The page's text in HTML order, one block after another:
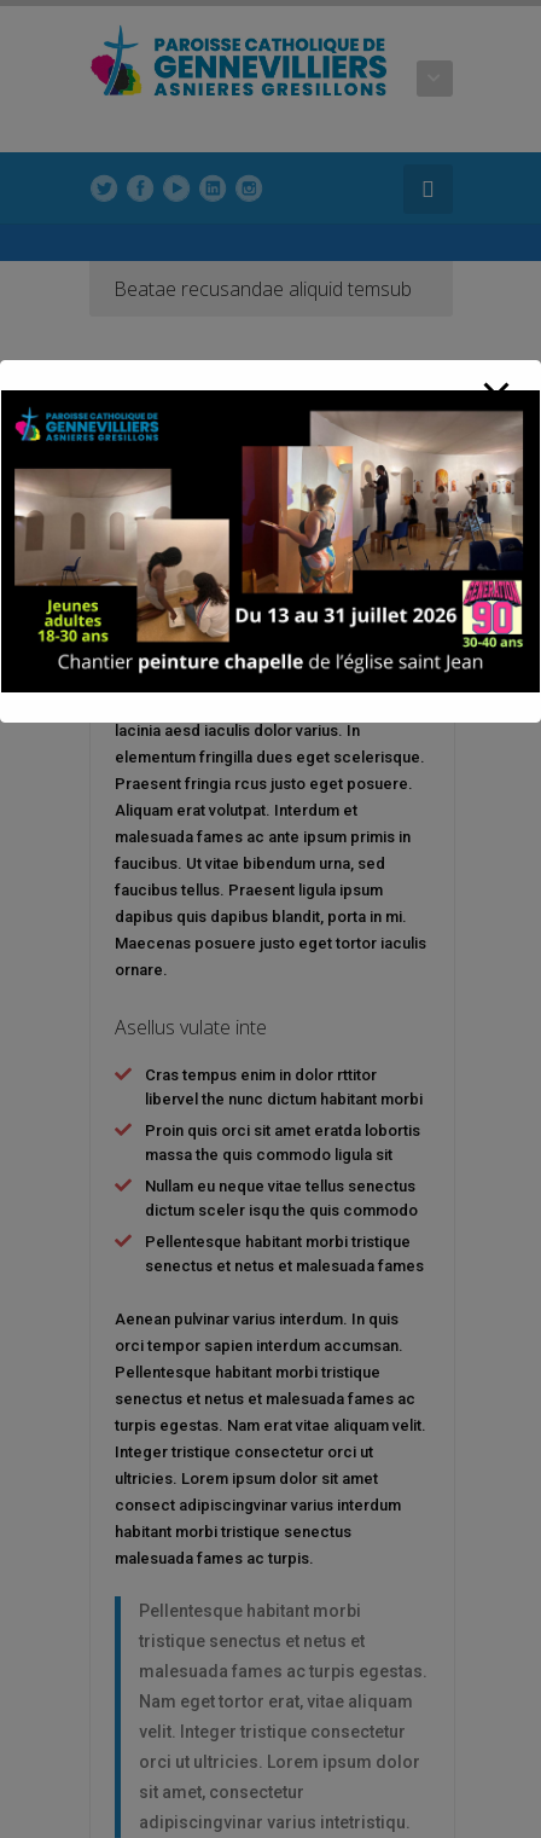
Beatae recusandae aliquid temsub
Raised 5000
Goal 8000
Donors 21
Beatae recusandae aliquid
temsub
Duis consectetur pretium nulla ac porta
lacinia aesd iaculis dolor varius. In
elementum fringilla dues eget scelerisque.
Praesent fringia rcus justo eget posuere.
Aliquam erat volutpat. Interdum et
malesuada fames ac ante ipsum primis in
faucibus. Ut vitae bibendum urna, sed
faucibus tellus. Praesent ligula ipsum
dapibus quis dapibus blandit, porta in mi.
Maecenas posuere justo eget tortor iaculis
ornare.
Asellus vulate inte
Cras tempus enim in dolor rttitor
libervel the nunc dictum habitant morbi
Proin quis orci sit amet eratda lobortis
massa the quis commodo ligula sit
Nullam eu neque vitae tellus senectus
dictum sceler isqu the quis commodo
Pellentesque habitant morbi tristique
senectus et netus et malesuada fames
Aenean pulvinar varius interdum. In quis
orci tempor sapien interdum accumsan.
Pellentesque habitant morbi tristique
senectus et netus et malesuada fames ac
turpis egestas. Nam erat vitae aliquam velit.
Integer tristique consectetur orci ut
ultricies. Lorem ipsum dolor sit amet
consect adipiscingvinar varius interdum
habitant morbi tristique senectus
malesuada fames ac turpis.
Pellentesque habitant morbi
tristique senectus et netus et
malesuada fames ac turpis egestas.
Nam eget tortor erat, vitae aliquam
velit. Integer tristique consectetur
orci ut ultricies. Lorem ipsum dolor
sit amet, consectetur
adipiscingvinar varius intetristiqu.